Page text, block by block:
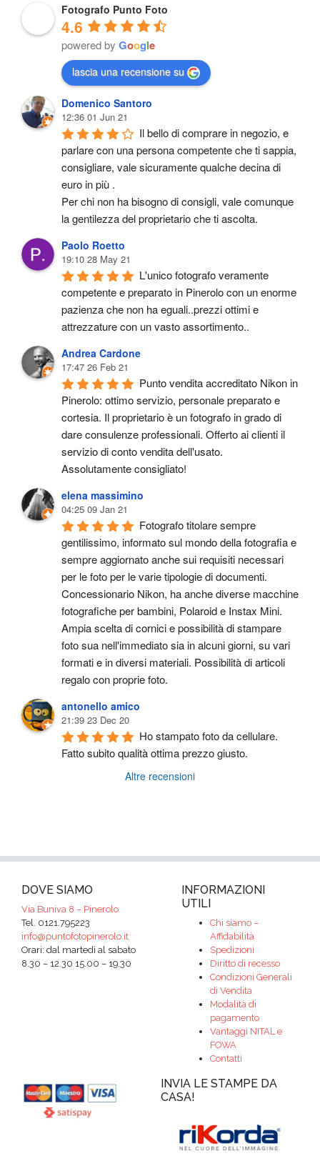
Fotografo Punto Foto
4.6
powered by Google
lascia una recensione su
Domenico Santoro
12:36 01 Jun 21
Il bello di comprare in negozio, e
parlare con una persona competente che ti sappia,
consigliare, vale sicuramente qualche decina di
euro in più .
Per chi non ha bisogno di consigli, vale comunque
la gentilezza del proprietario che ti ascolta.
Paolo Roetto
19:10 28 May 21
L'unico fotografo veramente
competente e preparato in Pinerolo con un enorme
pazienza che non ha eguali..prezzi ottimi e
attrezzature con un vasto assortimento..
Andrea Cardone
17:47 26 Feb 21
Punto vendita accreditato Nikon in
Pinerolo: ottimo servizio, personale preparato e
cortesia. Il proprietario è un fotografo in grado di
dare consulenze professionali. Offerto ai clienti il
servizio di conto vendita dell'usato.
Assolutamente consigliato!
elena massimino
04:25 09 Jan 21
Fotografo titolare sempre
gentilissimo, informato sul mondo della fotografia e
sempre aggiornato anche sui requisiti necessari
per le foto per le varie tipologie di documenti.
Concessionario Nikon, ha anche diverse macchine
fotografiche per bambini, Polaroid e Instax Mini.
Ampia scelta di cornici e possibilità di stampare
foto sua nell'immediato sia in alcuni giorni, su vari
formati e in diversi materiali. Possibilità di articoli
regalo con proprie foto.
antonello amico
21:39 23 Dec 20
Ho stampato foto da cellulare.
Fatto subito qualità ottima prezzo giusto.
Altre recensioni
DOVE SIAMO
Via Buniva 8 – Pinerolo
Tel. 0121.795223
info@puntofotopinerolo.it
Orari: dal martedì al sabato
8.30 – 12.30 15.00 – 19.30
INFORMAZIONI
UTILI
Chi siamo –
Affidabilità
Spedizioni
Diritto di recesso
Condizioni Generali
di Vendita
Modalità di
pagamento
Vantaggi NITAL e
FOWA
Contatti
INVIA LE STAMPE DA
CASA!